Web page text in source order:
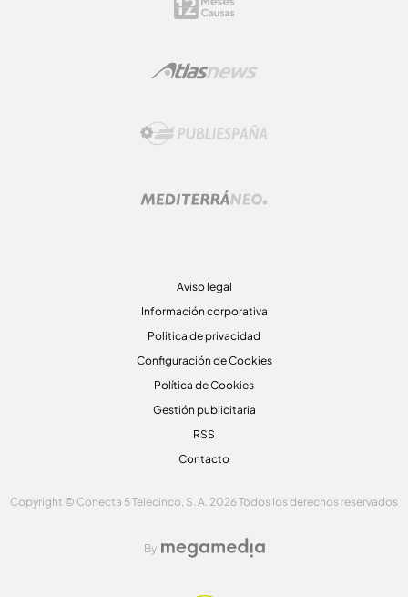
Aviso legal
Información corporativa
Politica de privacidad
Configuración de Cookies
Política de Cookies
Gestión publicitaria
RSS
Contacto
Copyright © Conecta 5 Telecinco, S. A. 2026 Todos los derechos reservados
By